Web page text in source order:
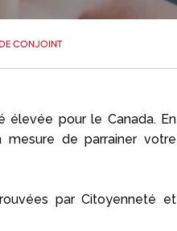
CONJOINT
élevée pour le Canada. En
de parrainer votre
par Citoyenneté et